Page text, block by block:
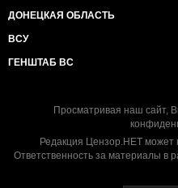
ДОНЕЦКАЯ ОБЛАСТЬ
ВСУ
ГЕНШТАБ ВС
Просматривая наш сайт,
Редакция Цензор.НЕТ может
Ответственность за материалы в